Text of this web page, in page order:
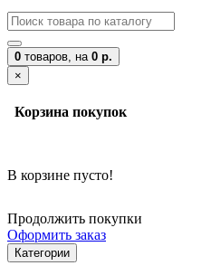
0 товаров, на 0 р.
×
Корзина покупок
В корзине пусто!
Продолжить покупки
Оформить заказ
Категории